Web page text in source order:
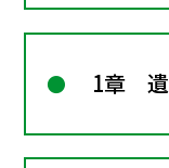
1章 遺